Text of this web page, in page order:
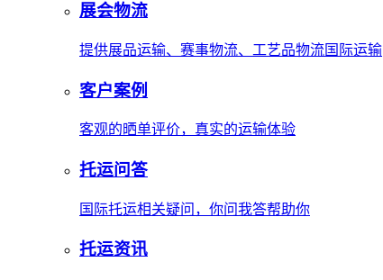
展会物流
提供展品运输、赛事物流、工艺品物流国际运输
客户案例
客观的晒单评价，真实的运输体验
托运问答
国际托运相关疑问，你问我答帮助你
托运资讯